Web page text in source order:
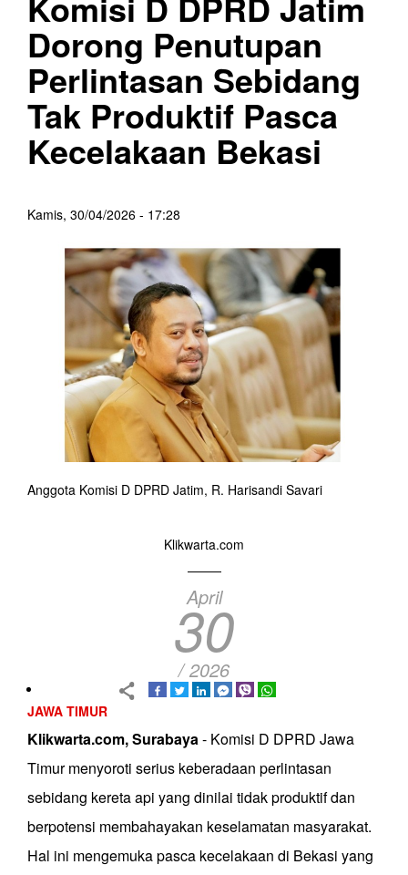
Dorong Penutupan
Perlintasan Sebidang
Tak Produktif Pasca
Kecelakaan Bekasi
Kamis, 30/04/2026 - 17:28
Anggota Komisi D DPRD Jatim, R. Harisandi Savari
Klikwarta.com
April
30
/ 2026
JAWA TIMUR
Klikwarta.com, Surabaya- Komisi D DPRD Jawa
Timur menyoroti serius keberadaan perlintasan
sebidang kereta api yang dinilai tidak produktif dan
berpotensi membahayakan keselamatan masyarakat.
Hal ini mengemuka pasca kecelakaan di Bekasi yang